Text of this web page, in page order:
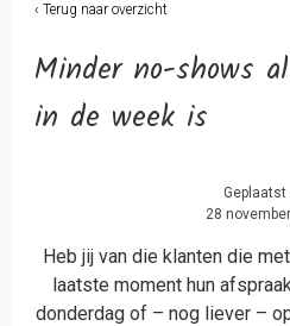
‹ Terug naar overzicht
Minder no-shows
in de week is
Geplaatst
28
Heb jij van die klanten die
laatste moment hun
donderdag of – nog liever –